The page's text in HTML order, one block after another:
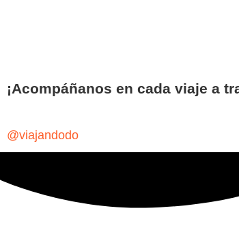
¡Acompáñanos en cada viaje a
@viajandodo